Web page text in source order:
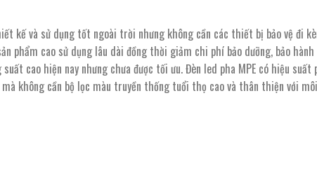
kế và sử dụng tốt ngoài trời nhưng không cần các thiết bị bảo vệ đi
phẩm cao sử dụng lâu dài đồng thời giảm chi phí bảo dưỡng, bảo hành
cao hiện nay nhưng chưa được tối ưu. Đèn led pha MPE có hiệu suất
không cần bộ lọc màu truyền thống tuổi thọ cao và thân thiện với